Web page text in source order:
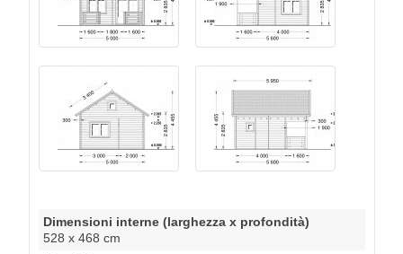
Dimensioni interne (larghezza x profondità)
528 x 468 cm